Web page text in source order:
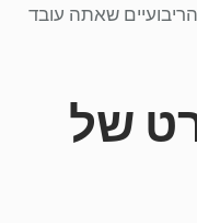
שאתה עובד
של